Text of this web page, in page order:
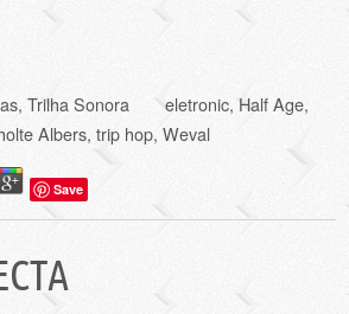
,Trilha Sonora eletronic,Half Age,
Albers,trip hop,Weval
Save